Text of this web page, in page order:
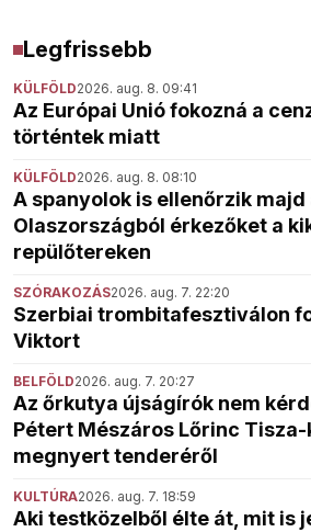
Legfrissebb
KÜLFÖLD2026. aug. 8. 09:41
Az Európai Unió fokozná a
történtek miatt
KÜLFÖLD2026. aug. 8. 08:10
A spanyolok is ellenőrzik majd
Olaszországból érkezőket a
repülőtereken
SZÓRAKOZÁS2026. aug. 7. 22:20
Szerbiai trombitafesztiválon
Viktort
BELFÖLD2026. aug. 7. 20:27
Az őrkutya újságírók nem
Pétert Mészáros Lőrinc
megnyert tenderéről
KULTÚRA2026. aug. 7. 18:59
Aki testközelből élte át, mit is